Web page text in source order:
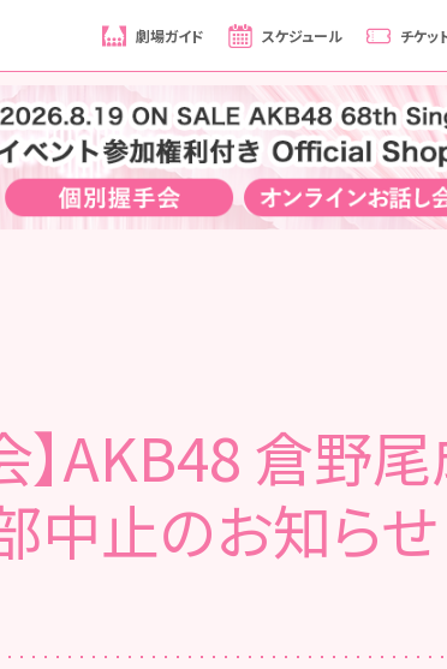
劇場ガイド スケジュール チケッ
】AKB48 倉野
中止のお知らせ